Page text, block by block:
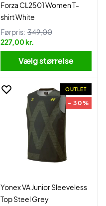
Forza CL2501 Women T-
shirt White
Førpris: 349,00
227,00 kr.
Vælg størrelse
OUTLET
- 30%
Yonex VA Junior Sleeveless
Top Steel Grey